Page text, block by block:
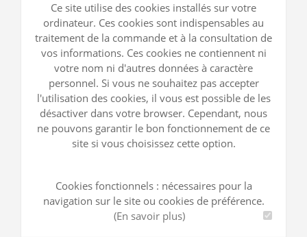
Ce site utilise des cookies installés sur votre
ordinateur. Ces cookies sont indispensables au
traitement de la commande et à la consultation de
vos informations. Ces cookies ne contiennent ni
votre nom ni d'autres données à caractère
personnel. Si vous ne souhaitez pas accepter
l'utilisation des cookies, il vous est possible de les
désactiver dans votre browser. Cependant, nous
ne pouvons garantir le bon fonctionnement de ce
site si vous choisissez cette option.
Cookies fonctionnels : nécessaires pour la
navigation sur le site ou cookies de préférence.
(En savoir plus)